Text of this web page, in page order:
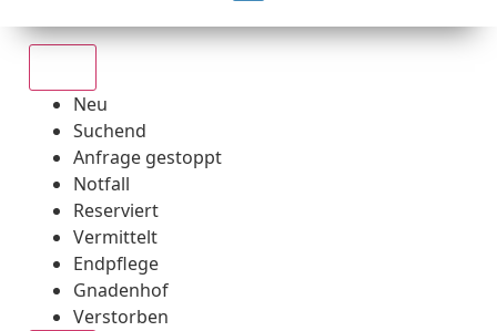
Neu
Suchend
Anfrage gestoppt
Notfall
Reserviert
Vermittelt
Endpflege
Gnadenhof
Verstorben